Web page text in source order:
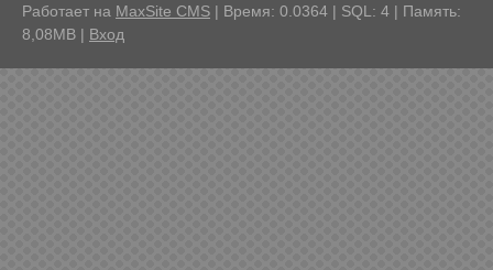
Работает на MaxSite CMS | Время: 0.0364 | SQL: 4 | Память:
8,08MB | Вход